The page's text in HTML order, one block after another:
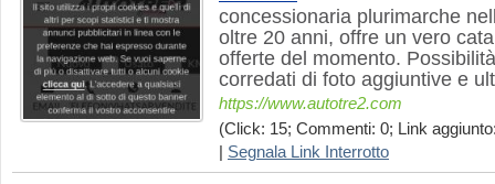
concessionaria plurimarche
oltre 20 anni, offre un vero
offerte del momento.
corredati di foto aggiuntive e
https://www.autotre2.com
(Click: 15; Commenti: 0; Link
Segnala Link Interrotto